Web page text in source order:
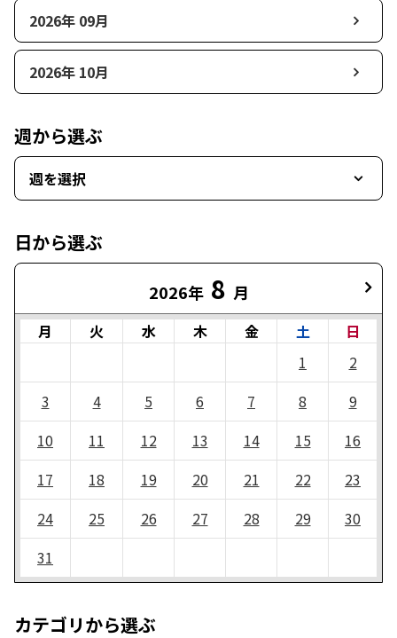
2026年 09月
2026年 10月
週から選ぶ
週を選択
日から選ぶ
2026年 8 月
月 火 水 木 金 土
日
1
2
3
4 5 6 7 8
9
10
11 12 13 14 15
16
17
18 19 20 21 22
23
24
25 26 27 28 29
30
31
カテゴリから選ぶ